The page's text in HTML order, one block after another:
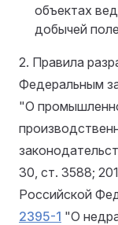
объектах
добычей
2. Правила
Федеральным
"О
30, ст. 3588;
Российской
2395-1 "О